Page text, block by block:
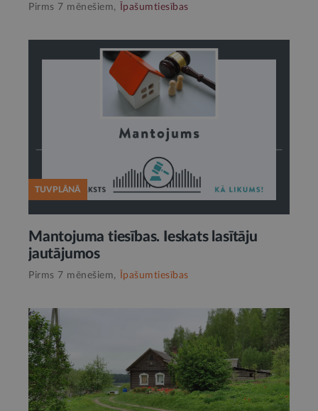
Pirms 7 mēnešiem, Īpašumtiesības
TUVPLĀNĀ
Mantojuma tiesības. Ieskats lasītāju
jautājumos
Pirms 7 mēnešiem, Īpašumtiesības